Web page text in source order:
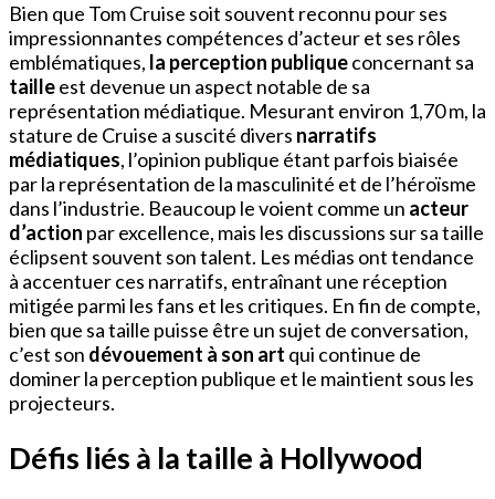
Bien que Tom Cruise soit souvent reconnu pour ses
impressionnantes compétences d’acteur et ses rôles
emblématiques, la perception publiqueconcernant sa
tailleest devenue un aspect notable de sa
représentation médiatique. Mesurant environ 1,70 m, la
stature de Cruise a suscité divers narratifs
médiatiques, l’opinion publique étant parfois biaisée
par la représentation de la masculinité et de l’héroïsme
dans l’industrie. Beaucoup le voient comme un acteur
d’action par excellence, mais les discussions sur sa taille
éclipsent souvent son talent. Les médias ont tendance
à accentuer ces narratifs, entraînant une réception
mitigée parmi les fans et les critiques. En fin de compte,
bien que sa taille puisse être un sujet de conversation,
c’est son dévouement à son art qui continue de
dominer la perception publique et le maintient sous les
projecteurs.
Défis liés à la taille à Hollywood